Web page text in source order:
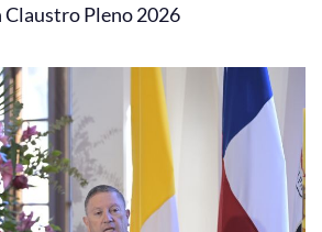
Pleno 2026